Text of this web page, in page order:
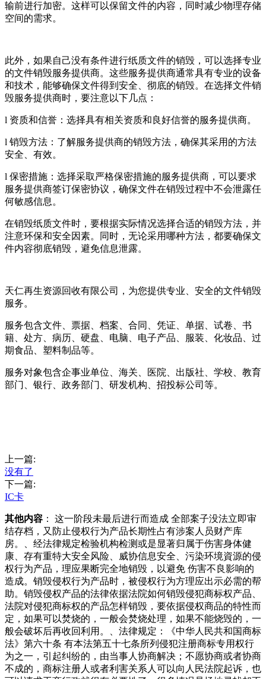
输前进行加密。这样可以保留文件的内容，同时减少物理存储
空间的需求。
此外，如果自己没有条件进行纸质文件的销毁，可以选择专业
的文件销毁服务提供商。这些服务提供商通常具有专业的设备
和技术，能够确保文件得到安全、彻底的销毁。在选择文件销
毁服务提供商时，要注意以下几点：
l 资质和信誉：选择具有相关资质和良好信誉的服务提供商。
l 销毁方法：了解服务提供商的销毁方法，确保其采用的方法
安全、有效。
l 保密措施：选择采取严格保密措施的服务提供商，可以要求
服务提供商签订保密协议，确保文件在销毁过程中不会泄露任
何敏感信息。
在销毁纸质文件时，要根据实际情况选择合适的销毁方法，并
注意环保和安全因素。同时，无论采用哪种方法，都要确保文
件内容彻底销毁，避免信息泄露。
天仁再生资源回收有限公司，为您提供专业、安全的文件销毁
服务。
服务包含文件、票据、档案、合同、凭证、单据、试卷、书
籍、处方、病历、硬盘、电脑、电子产品、服装、化妆品、过
期食品、塑料制品等。
服务对象包含企事业单位、海关、医院、出版社、学校、教育
部门、银行、政务部门、研发机构、招投标公司等。
上一篇:
没有了
下一篇:
IC卡
其他内容 ： 这一阶段未最后进行而造成 全部案子没法立即审
结存档，又防止侵权行为产品长期性占有涉案人员财产库
房。、经法律规定检验机构检测或是显著归属于伤害身体健
康、存有重特大安全风险、威协信息安全、污染环境資源的侵
权行为产品，理应果断完全地销毁，以避免 伤害不良影响的
造成。销毁侵权行为产品时，被侵权行为方理应出示必需的帮
助。销毁侵权产品的法律依据法院如何销毁侵犯商标权产品、
法院对侵犯商标权的产品怎样销毁，要依据侵权商品的特性而
定，如果可以焚烧的，一般会焚烧处理，如果不能烧毁的，一
般会破坏后再收回利用。、法律规定：《中华人民共和国商标
法》第六十条 有本法第五十七条所列侵犯注册商标专用权行
为之一，引起纠纷的，由当事人协商解决；不愿协商或者协商
不成的，商标注册人或者利害关系人可以向人民法院起诉，也